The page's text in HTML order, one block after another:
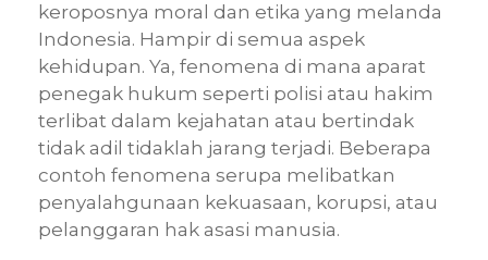
keroposnya moral dan etika yang melanda
Indonesia. Hampir di semua aspek
kehidupan. Ya, fenomena di mana aparat
penegak hukum seperti polisi atau hakim
terlibat dalam kejahatan atau bertindak
tidak adil tidaklah jarang terjadi. Beberapa
contoh fenomena serupa melibatkan
penyalahgunaan kekuasaan, korupsi, atau
pelanggaran hak asasi manusia.